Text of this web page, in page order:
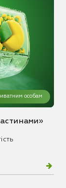
особам